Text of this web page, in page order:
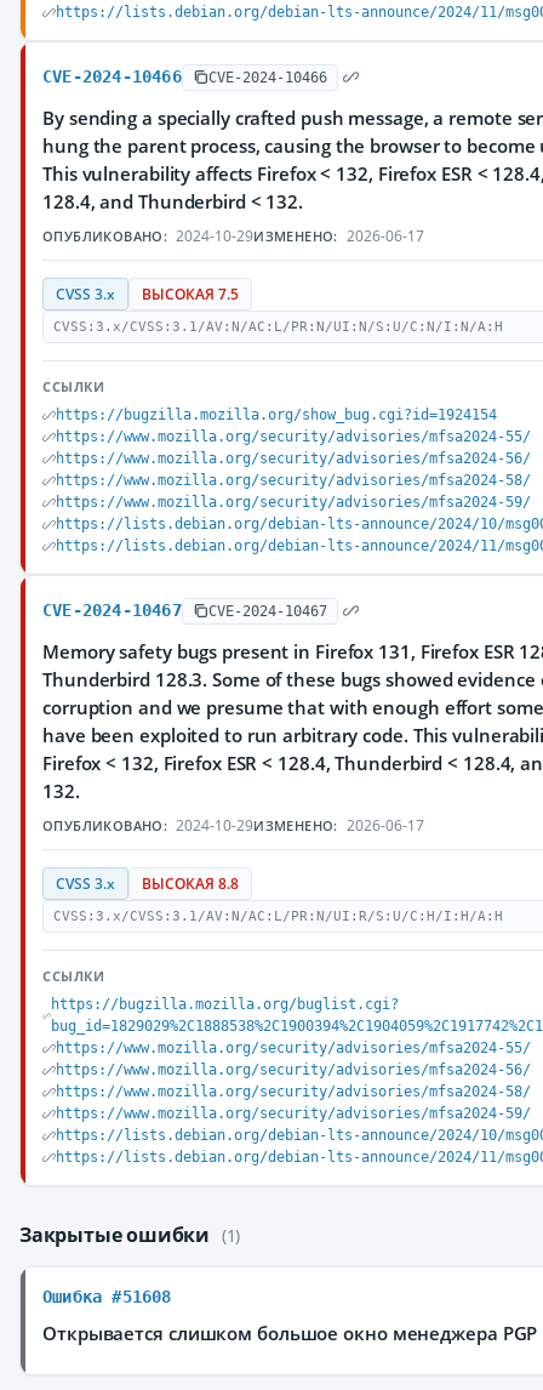
https://lists.debian.org/debian-lts-announce/2024/11/
CVE-2024-10466 CVE-2024-10466
By sending a specially crafted push message, a remote
hung the parent process, causing the browser to become
This vulnerability affects Firefox < 132, Firefox ESR <
128.4, and Thunderbird < 132.
ОПУБЛИКОВАНО: 2024-10-29ИЗМЕНЕНО: 2026-06-17
CVSS 3.x ВЫСОКАЯ 7.5
CVSS:3.x/CVSS:3.1/AV:N/AC:L/PR:N/UI:N/S:U/C:N/I:N/A:H
ССЫЛКИ
https://bugzilla.mozilla.org/show_bug.cgi?id=1924154
https://www.mozilla.org/security/advisories/mfsa2024-55/
https://www.mozilla.org/security/advisories/mfsa2024-56/
https://www.mozilla.org/security/advisories/mfsa2024-58/
https://www.mozilla.org/security/advisories/mfsa2024-59/
https://lists.debian.org/debian-lts-announce/2024/10/
https://lists.debian.org/debian-lts-announce/2024/11/
CVE-2024-10467 CVE-2024-10467
Memory safety bugs present in Firefox 131, Firefox ESR
Thunderbird 128.3. Some of these bugs showed
corruption and we presume that with enough effort
have been exploited to run arbitrary code. This
Firefox < 132, Firefox ESR < 128.4, Thunderbird < 128.4,
132.
ОПУБЛИКОВАНО: 2024-10-29ИЗМЕНЕНО: 2026-06-17
CVSS 3.x ВЫСОКАЯ 8.8
CVSS:3.x/CVSS:3.1/AV:N/AC:L/PR:N/UI:R/S:U/C:H/I:H/A:H
ССЫЛКИ
https://bugzilla.mozilla.org/buglist.cgi?
https://www.mozilla.org/security/advisories/mfsa2024-55/
https://www.mozilla.org/security/advisories/mfsa2024-56/
https://www.mozilla.org/security/advisories/mfsa2024-58/
https://www.mozilla.org/security/advisories/mfsa2024-59/
https://lists.debian.org/debian-lts-announce/2024/10/
https://lists.debian.org/debian-lts-announce/2024/11/
Закрытые ошибки (1)
Ошибка #51608
Открывается слишком большое окно менеджера